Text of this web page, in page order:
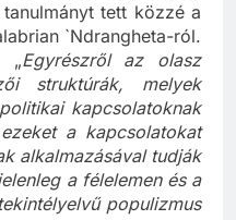
a római egyetemek
tett közzé a
`Ndrangheta-ról.
„ Egyrészről az olasz
struktúrák, melyek
kapcsolatoknak
a kapcsolatokat
alkalmazásával tudják
a félelemen és a